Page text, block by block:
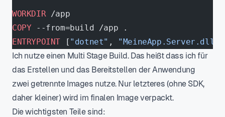
WORKDIR /app
COPY --from=build /app .
ENTRYPOINT [ "dotnet" , "MeineApp.Server.dll"
Ich nutze einen Multi Stage Build. Das heißt dass ich für
das Erstellen und das Bereitstellen der Anwendung
zwei getrennte Images nutze. Nur letzteres (ohne SDK,
daher kleiner) wird im finalen Image verpackt.
Die wichtigsten Teile sind: